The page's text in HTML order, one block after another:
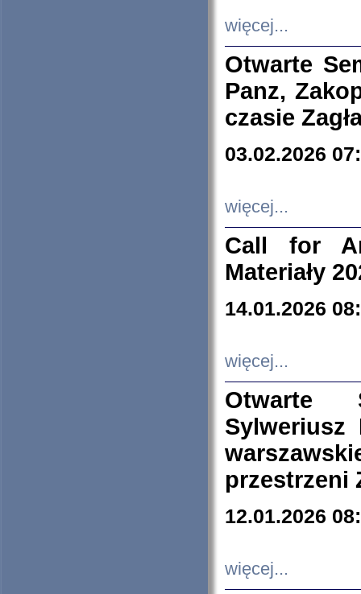
więcej...
Otwarte
Panz,
czasie
03.02.2026
więcej...
Call for
Materiały
14.01.2026
więcej...
Otwarte
Sylweriusz
przestrzeni
12.01.2026
więcej...